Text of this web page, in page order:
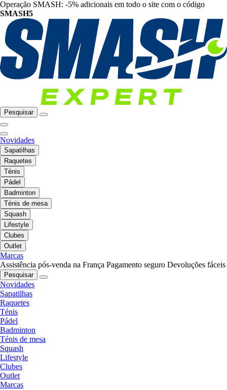
Operação SMASH: -5% adicionais em todo o site com o código
SMASH5
Pesquisar
Novidades
Sapatilhas
Raquetes
Ténis
Pádel
Badminton
Ténis de mesa
Squash
Lifestyle
Clubes
Outlet
Marcas
Assistência pós-venda na França Pagamento seguro Devoluções fáceis
Pesquisar
Novidades
Sapatilhas
Raquetes
Ténis
Pádel
Badminton
Ténis de mesa
Squash
Lifestyle
Clubes
Outlet
Marcas